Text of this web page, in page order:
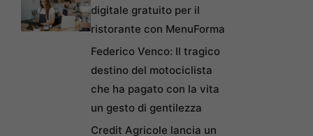
digitale gratuito per il
ristorante con MenuForma
Federico Venco: Il tragico
destino del motociclista
che ha pagato con la vita
un gesto di gentilezza
Credit Agricole lancia un